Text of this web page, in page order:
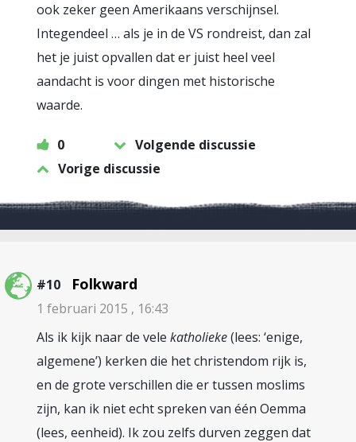
ook zeker geen Amerikaans verschijnsel.
Integendeel … als je in de VS rondreist, dan zal
het je juist opvallen dat er juist heel veel
aandacht is voor dingen met historische
waarde.
0
Volgende discussie
Vorige discussie
#10 Folkward
1 februari 2015 , 16:43
Als ik kijk naar de vele katholieke(lees: ‘enige,
algemene’) kerken die het christendom rijk is,
en de grote verschillen die er tussen moslims
zijn, kan ik niet echt spreken van één Oemma
(lees, eenheid). Ik zou zelfs durven zeggen dat